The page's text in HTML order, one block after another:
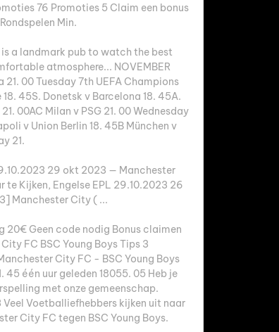
76 Promoties 5 Claim een bonus
Min.
a landmark pub to watch the best
atmosphere... NOVEMBER
00 Tuesday 7th UEFA Champions
45S. Donetsk v Barcelona 18. 45A.
00AC Milan v PSG 21. 00 Wednesday
v Union Berlin 18. 45B München v
21.
29 okt 2023 — Manchester
Kijken, Engelse EPL 29.10.2023 26
Manchester City ( ...
20€ Geen code nodig Bonus claimen
FC BSC Young Boys Tips 3
City FC - BSC Young Boys
één uur geleden 18055. 05 Heb je
met onze gemeenschap.
Voetballiefhebbers kijken uit naar
City FC tegen BSC Young Boys.